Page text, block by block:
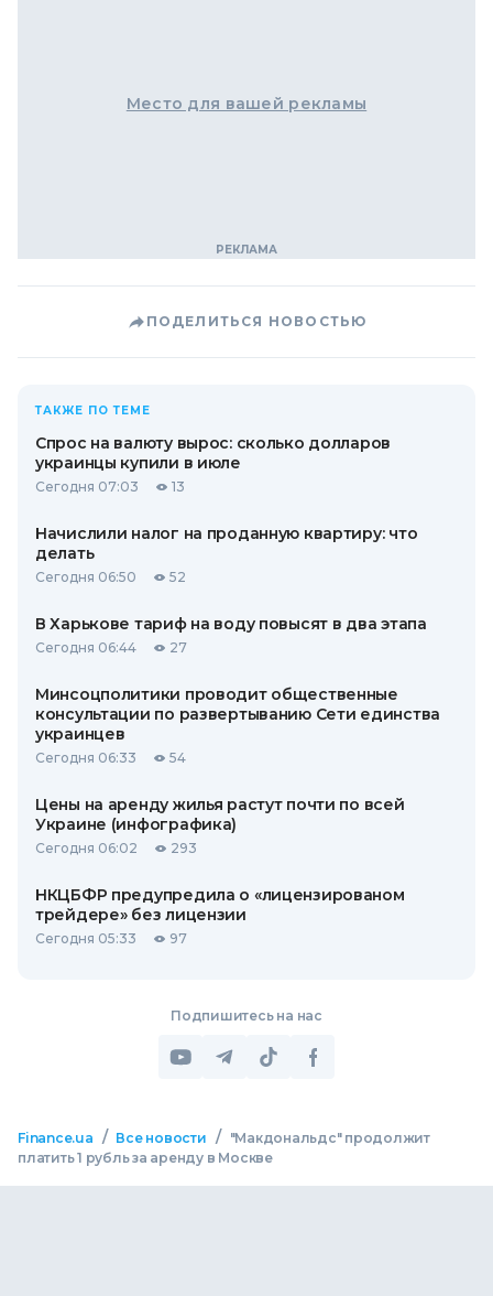
Место для вашей рекламы
ПОДЕЛИТЬСЯ НОВОСТЬЮ
ТАКЖЕ ПО ТЕМЕ
Спрос на валюту вырос: сколько долларов
украинцы купили в июле
Сегодня 07:03 13
Начислили налог на проданную квартиру: что
делать
Сегодня 06:50 52
В Харькове тариф на воду повысят в два этапа
Сегодня 06:44 27
Минсоцполитики проводит общественные
консультации по развертыванию Сети единства
украинцев
Сегодня 06:33 54
Цены на аренду жилья растут почти по всей
Украине (инфографика)
Сегодня 06:02 293
НКЦБФР предупредила о «лицензированом
трейдере» без лицензии
Сегодня 05:33 97
Подпишитесь на нас
Finance.ua / Все новости /
"Макдональдс" продолжит
платить 1 рубль за аренду в Москве